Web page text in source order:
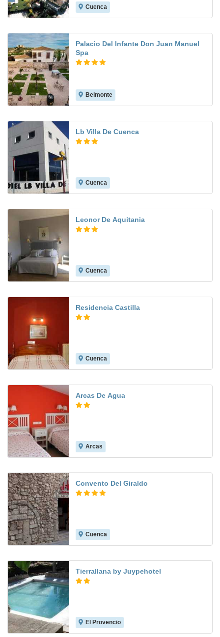
Cuenca
Palacio Del Infante Don Juan Manuel
Spa
Belmonte
Lb Villa De Cuenca
Cuenca
Leonor De Aquitania
Cuenca
Residencia Castilla
Cuenca
Arcas De Agua
Arcas
Convento Del Giraldo
Cuenca
Tierrallana by Juypehotel
El Provencio